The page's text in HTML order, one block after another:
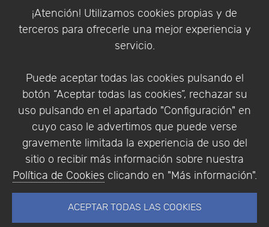
¡Atención! Utilizamos cookies propias y de
terceros para ofrecerle una mejor experiencia y
servicio.
Puede aceptar todas las cookies pulsando el
botón “Aceptar todas las cookies”, rechazar su
uso pulsando en el apartado "Configuración" en
cuyo caso le advertimos que puede verse
gravemente limitada la experiencia de uso del
sitio o recibir más información sobre nuestra
Política de Cookies clicando en "Más información".
ACEPTAR TODAS LAS COOKIES
Política de Privacidad
Condiciones de compra
Identificarse
Empresa|Aviso Legal| Política de Privacidad |
Política de Cookies
© Copyright 1994 - 2026. Addlink Software
Científico, S.L.
Portugal.